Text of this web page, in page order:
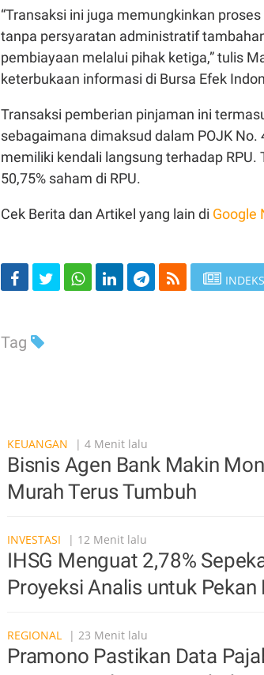
“Transaksi ini juga memungkinkan
tanpa persyaratan administratif
pembiayaan melalui pihak ketiga,” tulis
keterbukaan informasi di Bursa Efek
Transaksi pemberian pinjaman ini
sebagaimana dimaksud dalam POJK
memiliki kendali langsung terhadap
50,75% saham di RPU.
Cek Berita dan Artikel yang lain di Google
Tag
KEUANGAN
| 4 Menit lalu
Bisnis Agen Bank Makin
Murah Terus Tumbuh
INVESTASI | 12 Menit lalu
IHSG Menguat 2,78%
Proyeksi Analis untuk Pekan
REGIONAL | 23 Menit lalu
Pramono Pastikan Data